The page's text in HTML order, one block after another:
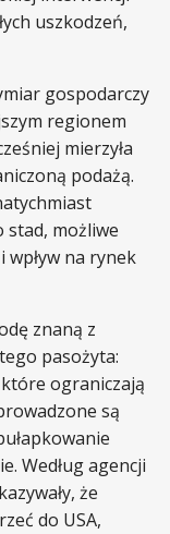
uszkodzeń,
gospodarczy
regionem
mierzyła
podażą.
stad, możliwe
na rynek
znaną z
pasożyta:
ograniczają
są
Według agencji
że
do USA,